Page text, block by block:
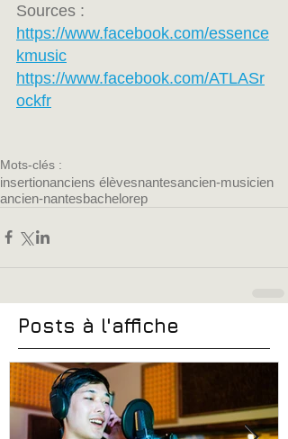
Sources :
https://www.facebook.com/essence
kmusic
https://www.facebook.com/ATLASr
ockfr
Mots-clés :
insertionanciens élèvesnantesancien-musicien
ancien-nantesbachelorep
Posts à l'affiche